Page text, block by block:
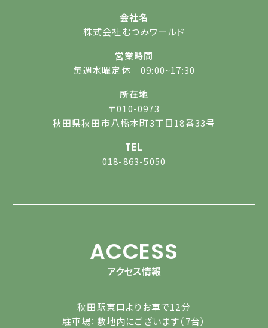
会社名
株式会社むつみワールド
営業時間
毎週水曜定休 09:00~17:30
所在地
〒010-0973
秋田県秋田市八橋本町3丁目18番33号
TEL
018-863-5050
ACCESS
アクセス情報
秋田駅東口よりお車で12分
駐車場：敷地内にございます（7台）